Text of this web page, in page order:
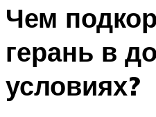
Чем
герань в
условиях?